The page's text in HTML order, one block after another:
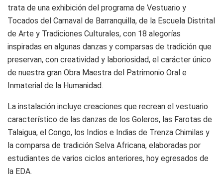
trata de una exhibición del programa de Vestuario y
Tocados del Carnaval de Barranquilla, de la Escuela Distrital
de Arte y Tradiciones Culturales, con 18 alegorías
inspiradas en algunas danzas y comparsas de tradición que
preservan, con creatividad y laboriosidad, el carácter único
de nuestra gran Obra Maestra del Patrimonio Oral e
Inmaterial de la Humanidad.
La instalación incluye creaciones que recrean el vestuario
característico de las danzas de los Goleros, las Farotas de
Talaigua, el Congo, los Indios e Indias de Trenza Chimilas y
la comparsa de tradición Selva Africana, elaboradas por
estudiantes de varios ciclos anteriores, hoy egresados de
la EDA.